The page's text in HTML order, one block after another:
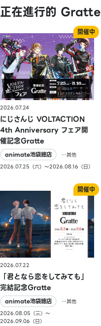
正在進行的 Gratte
2026.07.24
にじさんじ VOLTACTION
4th Anniversary フェア開
催記念Gratte
animate池袋總店
…其他
2026.07.25（六）〜2026.08.16（日）
2026.07.22
「君となら恋をしてみても」
完結記念Gratte
animate池袋總店
…其他
2026.08.05（三）〜
2026.09.06（日）